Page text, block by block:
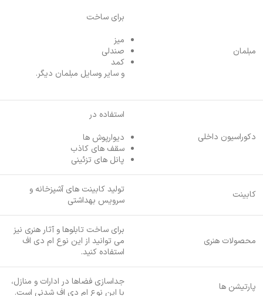
مبلمان
برای ساخت
میز
صندلی
کمد
و سایر وسایل مبلمان دیگر.
دکوراسیون داخلی
استفاده در
دیوارپوش ها
سقف های کاذب
پانل های تزئینی
کابینت
تولید کابینت های آشپزخانه و
سرویس بهداشتی
محصولات هنری
برای ساخت تابلوها و آثار هنری نیز
می توانید از این نوع ام دی اف
استفاده کنید.
پارتیشن ها
جداسازی فضاها در ادارات و منازل،
با این نوع ام دی اف شدنی است.